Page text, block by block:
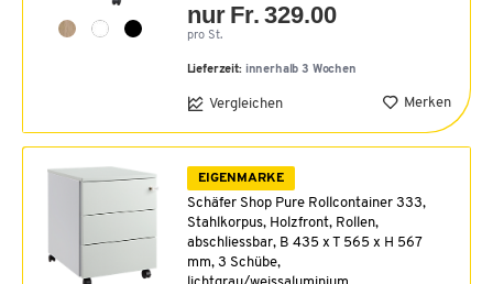
nur Fr. 329.00
pro St.
Lieferzeit: innerhalb 3 Wochen
Vergleichen Merken
EIGENMARKE
Schäfer Shop Pure Rollcontainer 333,
Stahlkorpus, Holzfront, Rollen,
abschliessbar, B 435 x T 565 x H 567
mm, 3 Schübe,